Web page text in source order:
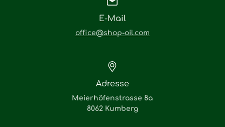
E-Mail
office@shop-oil.com
Adresse
Meierhöfenstrasse 8a
8062 Kumberg